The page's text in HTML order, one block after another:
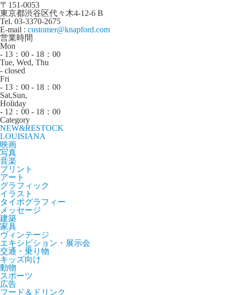
〒151-0053
東京都渋谷区代々木4-12-6 B
Tel. 03-3370-2675
E-mail : customer@knapford.com
営業時間
Mon
- 13：00 - 18：00
Tue, Wed, Thu
- closed
Fri
- 13：00 - 18：00
Sat,Sun,
Holiday
- 12：00 - 18：00
Category
NEW&RESTOCK
LOUISIANA
映画
写真
音楽
プリント
アート
グラフィック
イラスト
タイポグラフィー
メッセージ
建築
家具
ヴィンテージ
エキシビション・展示会
交通・乗り物
キッズ向け
動物
スポーツ
広告
フード＆ドリンク